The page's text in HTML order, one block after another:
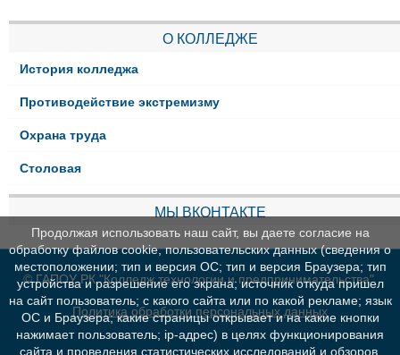
О КОЛЛЕДЖЕ
История колледжа
Противодействие экстремизму
Охрана труда
Столовая
МЫ ВКОНТАКТЕ
© ГАПОУ РК "Колледж технологии и предпринимательства"
Политика обработки персональных данных
Продолжая использовать наш сайт, вы даете согласие на
обработку файлов cookie, пользовательских данных (сведения о
местоположении; тип и версия ОС; тип и версия Браузера; тип
устройства и разрешение его экрана; источник откуда пришел
на сайт пользователь; с какого сайта или по какой рекламе; язык
ОС и Браузера; какие страницы открывает и на какие кнопки
нажимает пользователь; ip-адрес) в целях функционирования
сайта и проведения статистических исследований и обзоров.